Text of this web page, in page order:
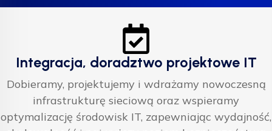
Integracja, doradztwo projektowe IT
Dobieramy, projektujemy i wdrażamy nowoczesną
infrastrukturę sieciową oraz wspieramy
optymalizację środowisk IT, zapewniając wydajność,